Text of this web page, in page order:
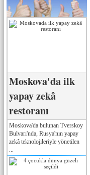
Moskova'da ilk
yapay zekâ
restoranı
Moskova'da bulunan Tverskoy
Bulvarı'nda, Rusya'nın yapay
zekâ teknolojileriyle yönetilen